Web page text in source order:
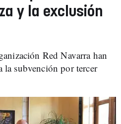
y la exclusión
Red Navarra han
subvención por tercer